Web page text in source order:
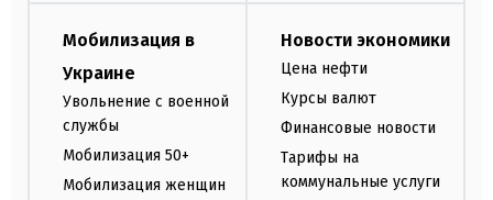
Мобилизация в
Украине
Увольнение с военной
службы
Мобилизация 50+
Мобилизация женщин
Новости экономики
Цена нефти
Курсы валют
Финансовые новости
Тарифы на
коммунальные услуги